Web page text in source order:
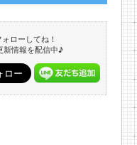
ローしてね！
新情報を配信中♪